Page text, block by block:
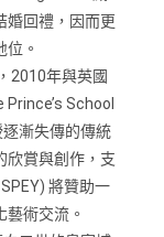
婚回禮，因而更
。
2010年與英國
School
漸失傳的傳統
欣賞與創作，支
將贊助一
術交流。